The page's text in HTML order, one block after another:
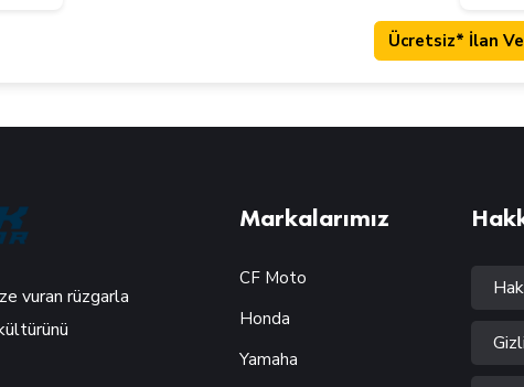
Ücretsiz* İlan
vuran rüzgarla
Markalarımız
CF Moto
Honda
Yamaha